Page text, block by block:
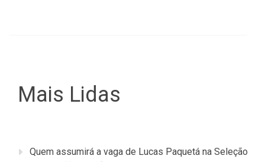
Mais Lidas
Quem assumirá a vaga de Lucas Paquetá na Seleção